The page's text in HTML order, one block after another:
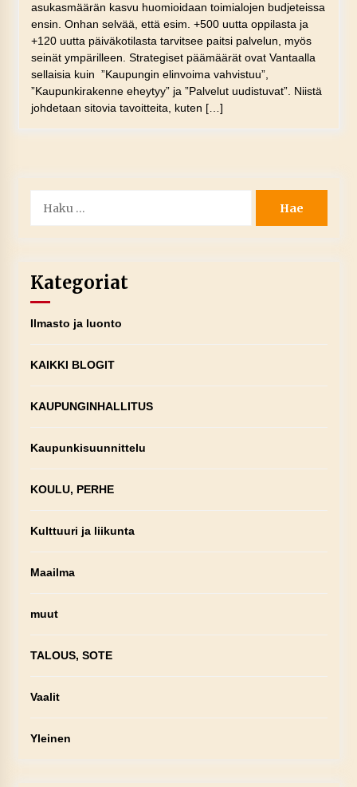
asukasmäärän kasvu huomioidaan toimialojen budjeteissa
ensin. Onhan selvää, että esim. +500 uutta oppilasta ja
+120 uutta päiväkotilasta tarvitsee paitsi palvelun, myös
seinät ympärilleen. Strategiset päämäärät ovat Vantaalla
sellaisia kuin ”Kaupungin elinvoima vahvistuu”,
”Kaupunkirakenne eheytyy” ja ”Palvelut uudistuvat”. Niistä
johdetaan sitovia tavoitteita, kuten […]
Kategoriat
Ilmasto ja luonto
KAIKKI BLOGIT
KAUPUNGINHALLITUS
Kaupunkisuunnittelu
KOULU, PERHE
Kulttuuri ja liikunta
Maailma
muut
TALOUS, SOTE
Vaalit
Yleinen